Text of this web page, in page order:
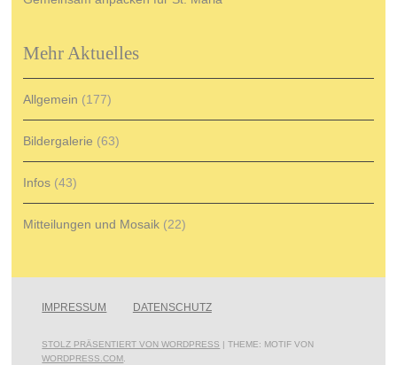
Mehr Aktuelles
Allgemein (177)
Bildergalerie (63)
Infos(43)
Mitteilungen und Mosaik(22)
IMPRESSUM DATENSCHUTZ
STOLZ PRÄSENTIERT VON WORDPRESS |THEME: MOTIF VON
WORDPRESS.COM